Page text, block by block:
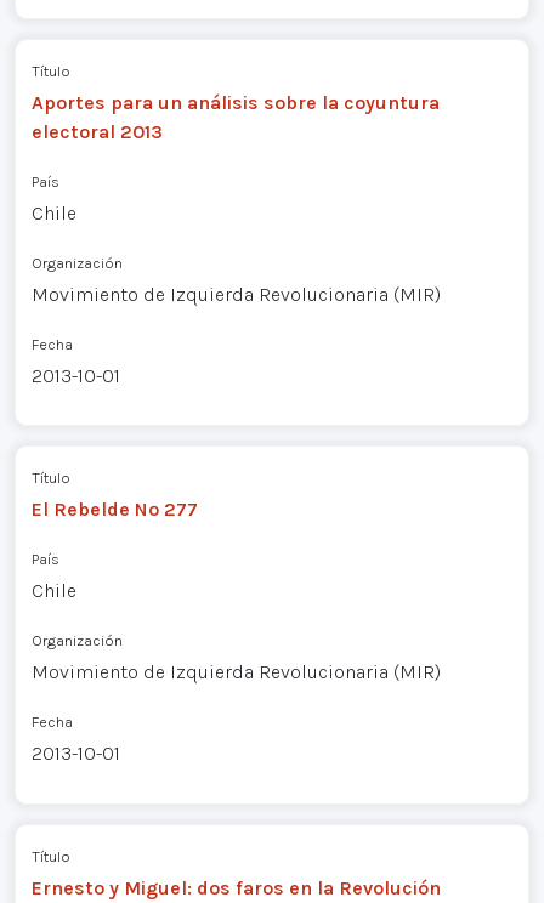
Título
Aportes para un análisis sobre la coyuntura
electoral 2013
País
Chile
Organización
Movimiento de Izquierda Revolucionaria (MIR)
Fecha
2013-10-01
Título
El Rebelde Nº 277
País
Chile
Organización
Movimiento de Izquierda Revolucionaria (MIR)
Fecha
2013-10-01
Título
Ernesto y Miguel: dos faros en la Revolución